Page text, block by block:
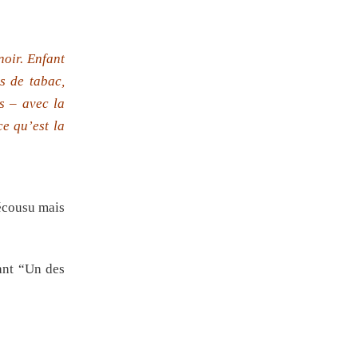
Enfant
de tabac,
– avec la
qu’est la
mais
“Un des